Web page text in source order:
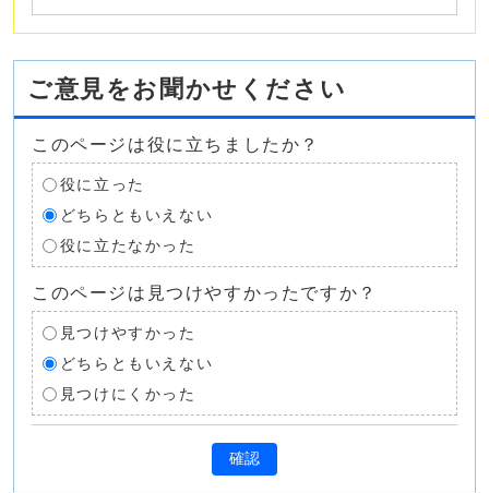
ご意見をお聞かせください
このページは役に立ちましたか？
役に立った
どちらともいえない
役に立たなかった
このページは見つけやすかったですか？
見つけやすかった
どちらともいえない
見つけにくかった
確認